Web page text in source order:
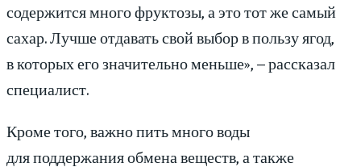
содержится много фруктозы, а это тот же самый
сахар. Лучше отдавать свой выбор в пользу ягод,
в которых его значительно меньше», – рассказал
специалист.
Кроме того, важно пить много воды
для поддержания обмена веществ, а также